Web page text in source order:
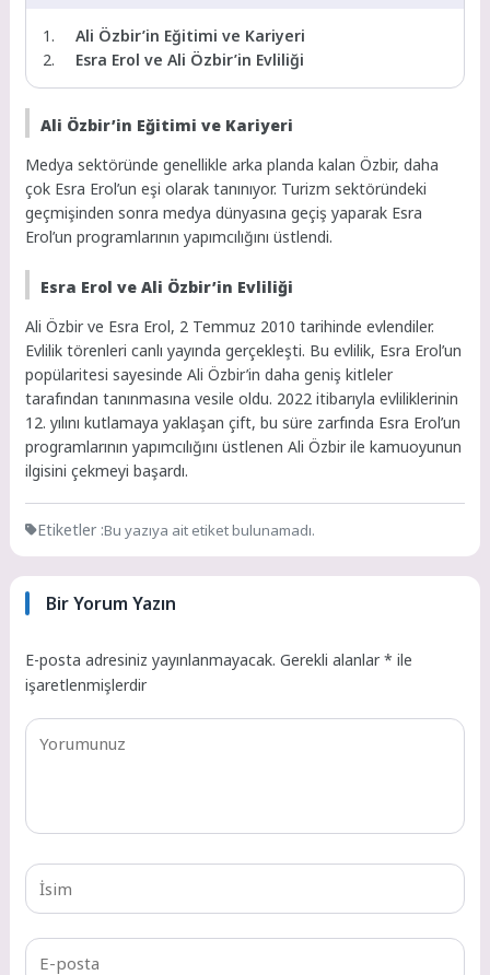
Ali Özbir’in Eğitimi ve Kariyeri
Esra Erol ve Ali Özbir’in Evliliği
Ali Özbir’in Eğitimi ve Kariyeri
Medya sektöründe genellikle arka planda kalan Özbir, daha
çok Esra Erol’un eşi olarak tanınıyor. Turizm sektöründeki
geçmişinden sonra medya dünyasına geçiş yaparak Esra
Erol’un programlarının yapımcılığını üstlendi.
Esra Erol ve Ali Özbir’in Evliliği
Ali Özbir ve Esra Erol, 2 Temmuz 2010 tarihinde evlendiler.
Evlilik törenleri canlı yayında gerçekleşti. Bu evlilik, Esra Erol’un
popülaritesi sayesinde Ali Özbir’in daha geniş kitleler
tarafından tanınmasına vesile oldu. 2022 itibarıyla evliliklerinin
12. yılını kutlamaya yaklaşan çift, bu süre zarfında Esra Erol’un
programlarının yapımcılığını üstlenen Ali Özbir ile kamuoyunun
ilgisini çekmeyi başardı.
Etiketler :Bu yazıya ait etiket bulunamadı.
Bir Yorum Yazın
E-posta adresiniz yayınlanmayacak. Gerekli alanlar* ile
işaretlenmişlerdir